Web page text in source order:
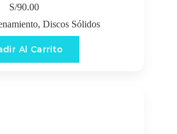
S/90.00
, Discos Sólidos
Al Carrito